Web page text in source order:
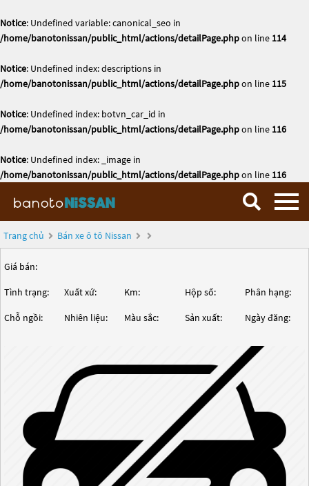
Notice: Undefined variable: canonical_seo in
/home/banotonissan/public_html/actions/detailPage.phpon line 114
Notice: Undefined index: descriptions in
/home/banotonissan/public_html/actions/detailPage.phpon line 115
Notice: Undefined index: botvn_car_id in
/home/banotonissan/public_html/actions/detailPage.phpon line 116
Notice: Undefined index: _image in
/home/banotonissan/public_html/actions/detailPage.phpon line 116
Trang chủ Bán xe ô tô Nissan
Giá bán:
Tình trạng: Xuất xứ: Km: Hộp số: Phân hạng:
Chỗ ngồi: Nhiên liệu: Màu sắc: Sản xuất: Ngày đăng: